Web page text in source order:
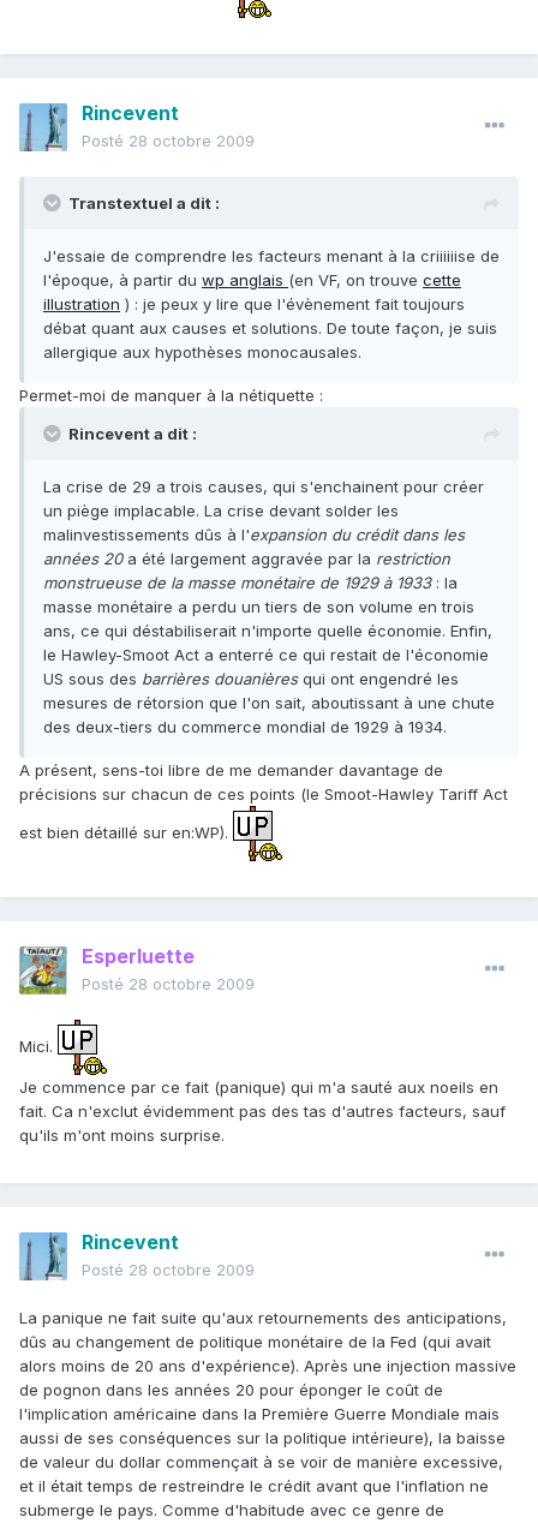
Rincevent
Posté 28 octobre 2009
Transtextuel a dit :
J'essaie de comprendre les facteurs menant à la criiiiiise de
l'époque, à partir du wp anglais (en VF, on trouve cette
illustration ) : je peux y lire que l'évènement fait toujours
débat quant aux causes et solutions. De toute façon, je suis
allergique aux hypothèses monocausales.
Permet-moi de manquer à la nétiquette :
Rincevent a dit :
La crise de 29 a trois causes, qui s'enchainent pour créer
un piège implacable. La crise devant solder les
malinvestissements dûs à l'expansion du crédit dans les
années 20a été largement aggravée par la restriction
monstrueuse de la masse monétaire de 1929 à 1933: la
masse monétaire a perdu un tiers de son volume en trois
ans, ce qui déstabiliserait n'importe quelle économie. Enfin,
le Hawley-Smoot Act a enterré ce qui restait de l'économie
US sous des barrières douanièresqui ont engendré les
mesures de rétorsion que l'on sait, aboutissant à une chute
des deux-tiers du commerce mondial de 1929 à 1934.
A présent, sens-toi libre de me demander davantage de
précisions sur chacun de ces points (le Smoot-Hawley Tariff Act
est bien détaillé sur en:WP).
Esperluette
Posté 28 octobre 2009
Mici.
Je commence par ce fait (panique) qui m'a sauté aux noeils en
fait. Ca n'exclut évidemment pas des tas d'autres facteurs, sauf
qu'ils m'ont moins surprise.
Rincevent
Posté 28 octobre 2009
La panique ne fait suite qu'aux retournements des anticipations,
dûs au changement de politique monétaire de la Fed (qui avait
alors moins de 20 ans d'expérience). Après une injection massive
de pognon dans les années 20 pour éponger le coût de
l'implication américaine dans la Première Guerre Mondiale mais
aussi de ses conséquences sur la politique intérieure), la baisse
de valeur du dollar commençait à se voir de manière excessive,
et il était temps de restreindre le crédit avant que l'inflation ne
submerge le pays. Comme d'habitude avec ce genre de